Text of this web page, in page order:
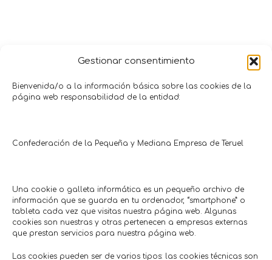
Gestionar consentimiento
Bienvenida/o a la información básica sobre las cookies de la
página web responsabilidad de la entidad:
Confederación de la Pequeña y Mediana Empresa de Teruel
Una cookie o galleta informática es un pequeño archivo de
información que se guarda en tu ordenador, “smartphone” o
tableta cada vez que visitas nuestra página web. Algunas
cookies son nuestras y otras pertenecen a empresas externas
que prestan servicios para nuestra página web.
Las cookies pueden ser de varios tipos: las cookies técnicas son
CON CUPÓN CON CUPÓN